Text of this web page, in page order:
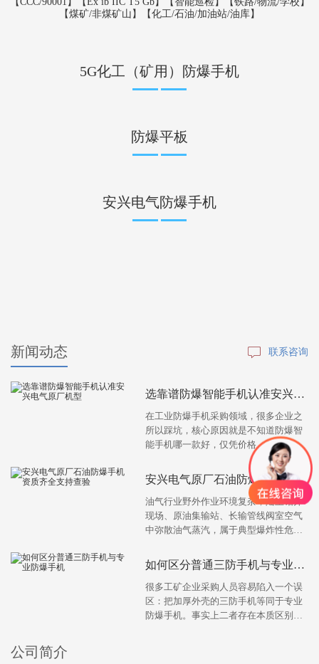
【煤矿/非煤矿山】【化工/石油/加油站/油库】
5G化工（矿用）防爆手机
防爆平板
安兴电气防爆手机
新闻动态 联系咨询
选靠谱防爆智能手机认准安兴电气
在工业防爆手机采购领域，很多企业之
所以踩坑，核心原因就是不知道防爆智
能手机哪一款好，仅凭价格、外观、网
红推荐下单，忽略了防爆资质、工况适
配、原厂品质等核心要素...
安兴电气原厂石油防爆手机资质
油气行业野外作业环境复杂，陆上钻井
现场、原油集输站、长输管线阀室空气
中弥散油气蒸汽，属于典型爆炸性危险
障、电池升温，极易形成点...
如何区分普通三防手机与专业防爆
很多工矿企业采购人员容易陷入一个误
区：把加厚外壳的三防手机等同于专业
防爆手机。事实上二者存在本质区别，
公司简介